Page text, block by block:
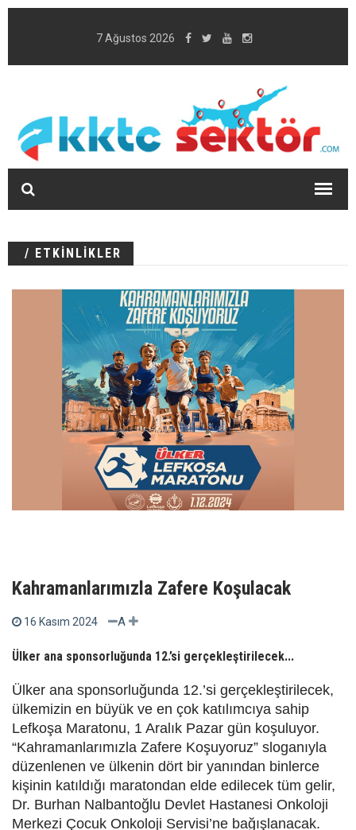
7 Ağustos 2026
/ ETKİNLİKLER
Kahramanlarımızla Zafere Koşulacak
16 Kasım 2024 A
Ülker ana sponsorluğunda 12.’si gerçekleştirilecek...
Ülker ana sponsorluğunda 12.’si gerçekleştirilecek,
ülkemizin en büyük ve en çok katılımcıya sahip
Lefkoşa Maratonu, 1 Aralık Pazar gün koşuluyor.
“Kahramanlarımızla Zafere Koşuyoruz” sloganıyla
düzenlenen ve ülkenin dört bir yanından binlerce
kişinin katıldığı maratondan elde edilecek tüm gelir,
Dr. Burhan Nalbantoğlu Devlet Hastanesi Onkoloji
Merkezi Çocuk Onkoloji Servisi’ne bağışlanacak.